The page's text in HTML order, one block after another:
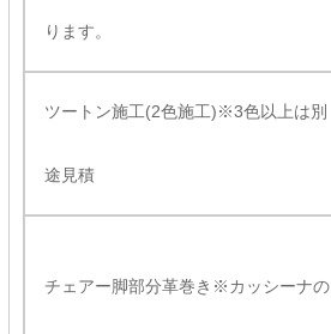
ります。
ツートン施工(2色施工)※3色以上は別
途見積
チェアー脚部分革巻き※カッシーナの